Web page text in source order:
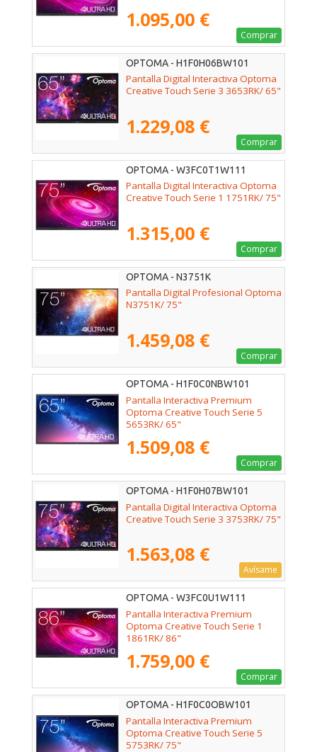
1.095,00 €
Comprar
OPTOMA - H1F0H06BW101
Pantalla Digital Interactiva Optoma
Creative Touch Serie 3 3653RK/ 65"
1.229,08 €
Comprar
OPTOMA - W3FC0T1W111
Pantalla Digital Interactiva Optoma
Creative Touch Serie 1 1751RK/ 75"
1.315,00 €
Comprar
OPTOMA - N3751K
Pantalla Digital Profesional Optoma
N3751K/ 75"
1.459,08 €
Comprar
OPTOMA - H1F0C0NBW101
Pantalla Interactiva Premium
Optoma Creative Touch Serie 5
5653RK/ 65"
1.509,08 €
Comprar
OPTOMA - H1F0H07BW101
Pantalla Digital Interactiva Optoma
Creative Touch Serie 3 3753RK/ 75"
1.563,08 €
Avísame
OPTOMA - W3FC0U1W111
Pantalla Interactiva Premium
Optoma Creative Touch Serie 1
1861RK/ 86"
1.759,00 €
Comprar
OPTOMA - H1F0C0OBW101
Pantalla Interactiva Premium
Optoma Creative Touch Serie 5
5753RK/ 75"